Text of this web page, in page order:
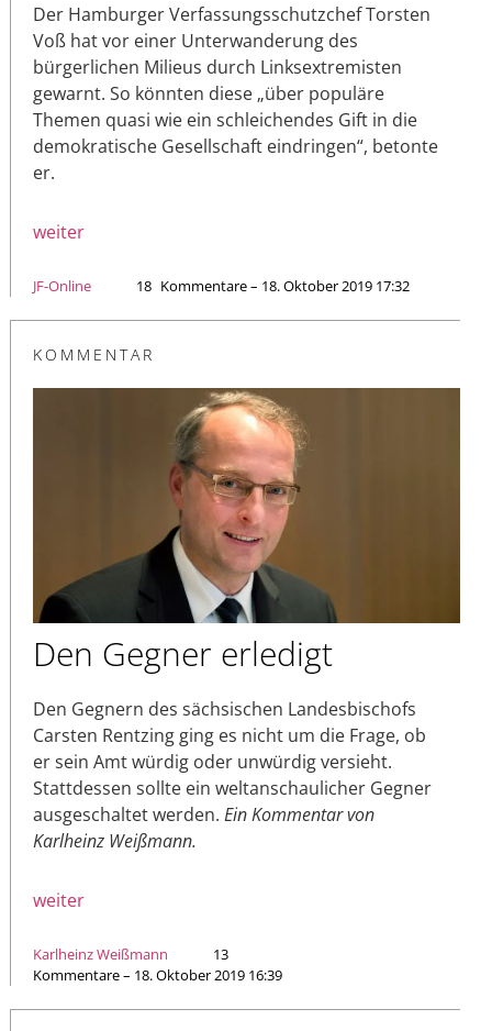
Der Hamburger Verfassungsschutzchef Torsten
Voß hat vor einer Unterwanderung des
bürgerlichen Milieus durch Linksextremisten
gewarnt. So könnten diese „über populäre
Themen quasi wie ein schleichendes Gift in die
demokratische Gesellschaft eindringen“, betonte
er.
weiter
JF-Online 18 Kommentare – 18. Oktober 2019 17:32
KOMMENTAR
Den Gegner erledigt
Den Gegnern des sächsischen Landesbischofs
Carsten Rentzing ging es nicht um die Frage, ob
er sein Amt würdig oder unwürdig versieht.
Stattdessen sollte ein weltanschaulicher Gegner
ausgeschaltet werden. Ein Kommentar von
Karlheinz Weißmann.
weiter
Karlheinz Weißmann
13
Kommentare – 18. Oktober 2019 16:39